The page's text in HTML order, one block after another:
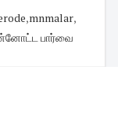
,mnmalar,
பார்வை